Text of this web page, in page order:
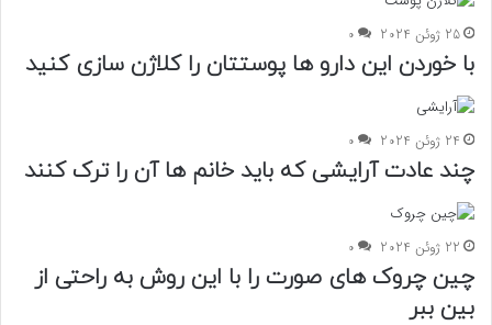
25 ژوئن 2024 0
با خوردن این دارو ها پوستتان را کلاژن سازی کنید
24 ژوئن 2024 0
چند عادت آرایشی که باید خانم ها آن را ترک کنند
22 ژوئن 2024 0
چین چروک های صورت را با این روش به راحتی از
بین ببر